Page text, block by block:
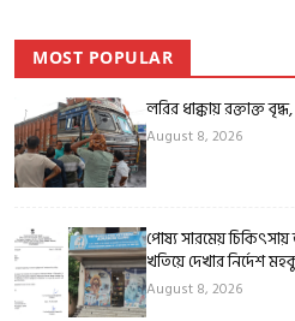
MOST POPULAR
লরির ধাক্কায় রক্তাক্ত
August 8, 2026
পোষ্য সারমেয়
খতিয়ে দেখার নির্দেশ
August 8, 2026